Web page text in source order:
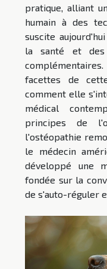
pratique, alliant
humain à des
suscite
la santé et
facettes de
comment elle
médical
principes de
l'ostéopathie
le médecin
développé une
fondée sur la
de s'auto-réguler